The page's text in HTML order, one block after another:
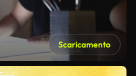
Scaricamento